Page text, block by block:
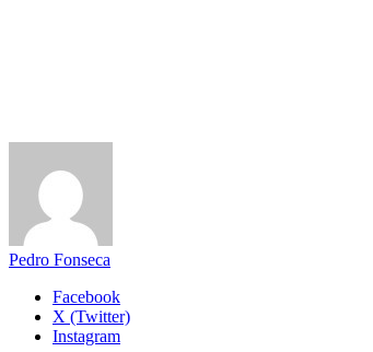
Pedro Fonseca
Facebook
X (Twitter)
Instagram